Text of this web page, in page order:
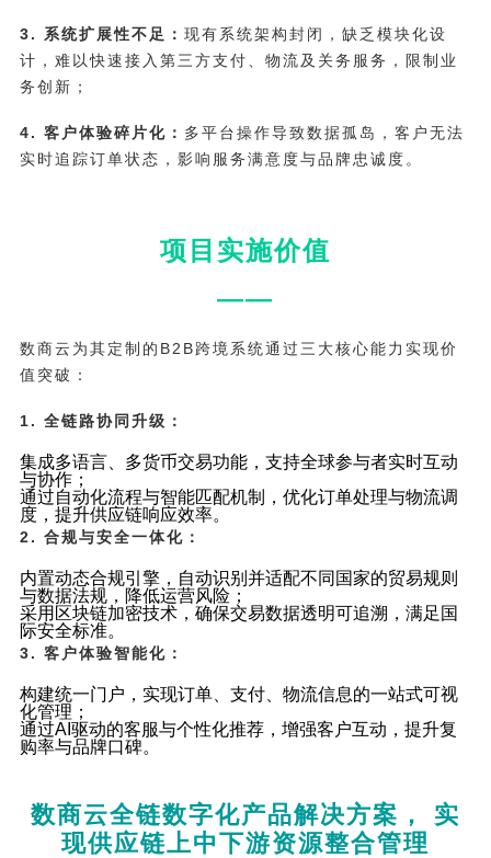
3. 系统扩展性不足： 现有系统架构封闭，缺乏模块化设
计，难以快速接入第三方支付、物流及关务服务，限制业
务创新；
4. 客户体验碎片化： 多平台操作导致数据孤岛，客户无法
实时追踪订单状态，影响服务满意度与品牌忠诚度。
项目实施价值
——
数商云为其定制的B2B跨境系统通过三大核心能力实现价
值突破：
1. 全链路协同升级：
集成多语言、多货币交易功能，支持全球参与者实时互动
与协作；
通过自动化流程与智能匹配机制，优化订单处理与物流调
度，提升供应链响应效率。
2. 合规与安全一体化：
内置动态合规引擎，自动识别并适配不同国家的贸易规则
与数据法规，降低运营风险；
采用区块链加密技术，确保交易数据透明可追溯，满足国
际安全标准。
3. 客户体验智能化：
构建统一门户，实现订单、支付、物流信息的一站式可视
化管理；
通过AI驱动的客服与个性化推荐，增强客户互动，提升复
购率与品牌口碑。
数商云全链数字化产品解决方案， 实
现供应链上中下游资源整合管理